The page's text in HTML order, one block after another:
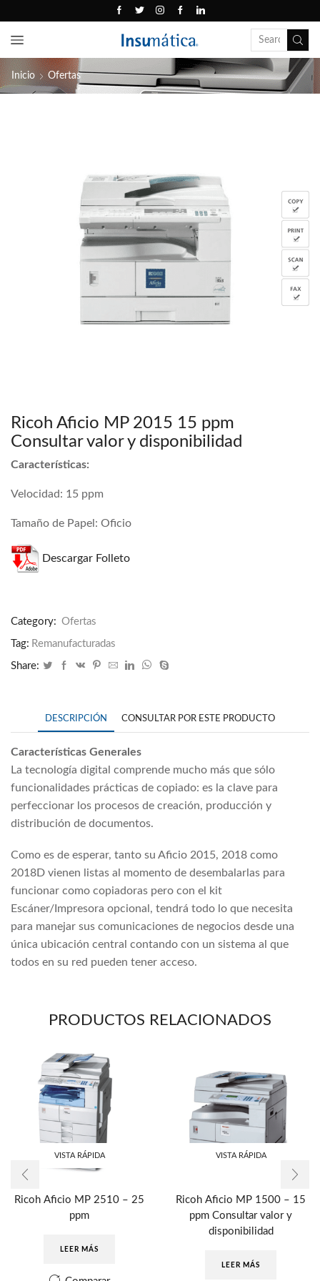
Inicio Ofertas
Ricoh Aficio MP 2015 15 ppm
Consultar valor y disponibilidad
Características:
Velocidad: 15 ppm
Tamaño de Papel: Oficio
Descargar Folleto
Category: Ofertas
Tag: Remanufacturadas
Share:
DESCRIPCIÓN CONSULTAR POR ESTE PRODUCTO
Características Generales
La tecnología digital comprende mucho más que sólo
funcionalidades prácticas de copiado: es la clave para
perfeccionar los procesos de creación, producción y
distribución de documentos.
Como es de esperar, tanto su Aficio 2015, 2018 como
2018D vienen listas al momento de desembalarlas para
funcionar como copiadoras pero con el kit
Escáner/Impresora opcional, tendrá todo lo que necesita
para manejar sus comunicaciones de negocios desde una
única ubicación central contando con un sistema al que
todos en su red pueden tener acceso.
PRODUCTOS RELACIONADOS
VISTA RÁPIDA
Ricoh Aficio MP 2510 – 25
ppm
LEER MÁS
VISTA RÁPIDA
Ricoh Aficio MP 1500 – 15
ppm Consultar valor y
disponibilidad
LEER MÁS